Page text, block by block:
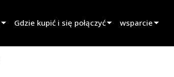
Gdzie kupić i się połączyć wsparcie